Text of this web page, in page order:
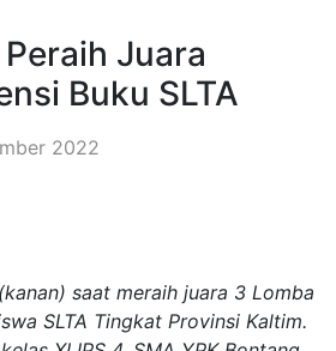
Juara
Buku SLTA
2022
saat meraih juara 3 Lomba
SLTA Tingkat Provinsi Kaltim.